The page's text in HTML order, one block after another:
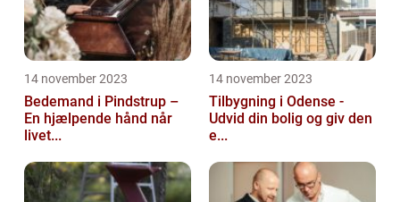
14 november 2023
Bedemand i Pindstrup –
En hjælpende hånd når
livet...
14 november 2023
Tilbygning i Odense -
Udvid din bolig og giv den
e...